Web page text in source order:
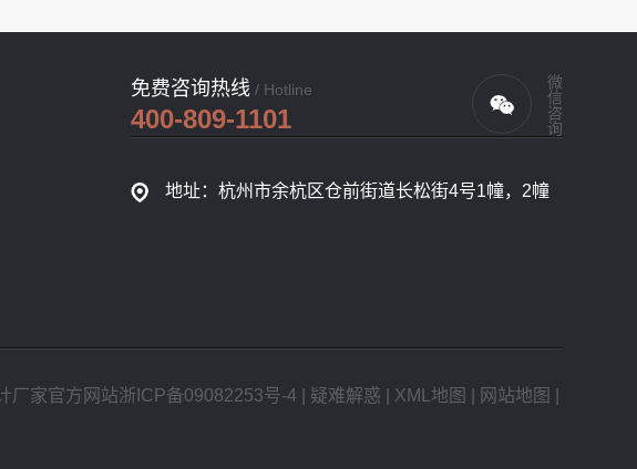
免费咨询热线 / Hotline
400-809-1101 微信咨询
地址：杭州市余杭区仓前街道长松街4号1幢，2幢
厂家官方网站浙ICP备09082253号-4 疑难解惑 XML地图 网站地图